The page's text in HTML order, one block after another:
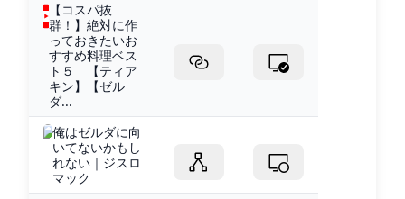
【コスパ抜
群！】絶対に作
っておきたいお
すすめ料理ベス
ト５ 【ティア
キン】【ゼル
ダ...
俺はゼルダに向
いてないかもし
れない｜ジスロ
マック